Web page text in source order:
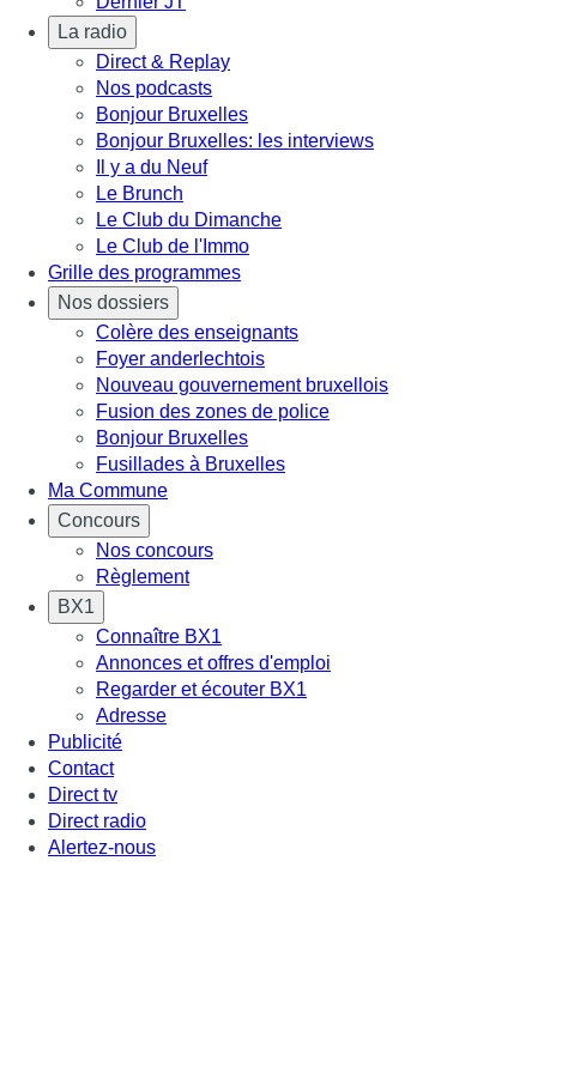
La radio
Direct & Replay
Nos podcasts
Bonjour Bruxelles
Bonjour Bruxelles: les interviews
Il y a du Neuf
Le Brunch
Le Club du Dimanche
Le Club de l'Immo
Grille des programmes
Nos dossiers
Colère des enseignants
Foyer anderlechtois
Nouveau gouvernement bruxellois
Fusion des zones de police
Bonjour Bruxelles
Fusillades à Bruxelles
Ma Commune
Concours
Nos concours
Règlement
BX1
Connaître BX1
Annonces et offres d'emploi
Regarder et écouter BX1
Adresse
Publicité
Contact
Direct tv
Direct radio
Alertez-nous